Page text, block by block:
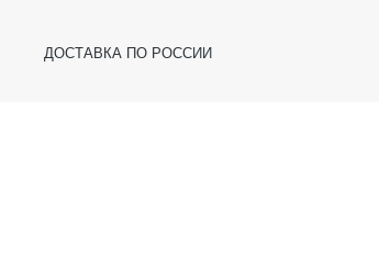
ДОСТАВКА ПО РОССИИ